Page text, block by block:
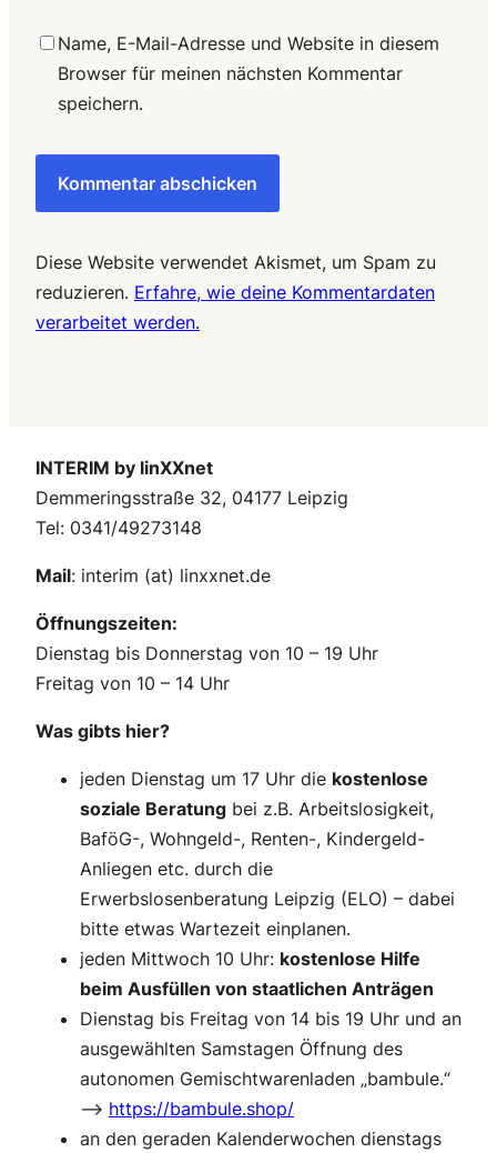
Name, E-Mail-Adresse und Website in diesem
Browser für meinen nächsten Kommentar
speichern.
Diese Website verwendet Akismet, um Spam zu
reduzieren. Erfahre, wie deine Kommentardaten
verarbeitet werden.
INTERIM by linXXnet
Demmeringsstraße 32, 04177 Leipzig
Tel: 0341/49273148
Mail: interim (at) linxxnet.de
Öffnungszeiten:
Dienstag bis Donnerstag von 10 – 19 Uhr
Freitag von 10 – 14 Uhr
Was gibts hier?
jeden Dienstag um 17 Uhr die kostenlose
soziale Beratung bei z.B. Arbeitslosigkeit,
BaföG-, Wohngeld-, Renten-, Kindergeld-
Anliegen etc. durch die
Erwerbslosenberatung Leipzig (ELO) – dabei
bitte etwas Wartezeit einplanen.
jeden Mittwoch 10 Uhr: kostenlose Hilfe
beim Ausfüllen von staatlichen Anträgen
Dienstag bis Freitag von 14 bis 19 Uhr und an
ausgewählten Samstagen Öffnung des
autonomen Gemischtwarenladen „bambule.“
–> https://bambule.shop/
an den geraden Kalenderwochen dienstags